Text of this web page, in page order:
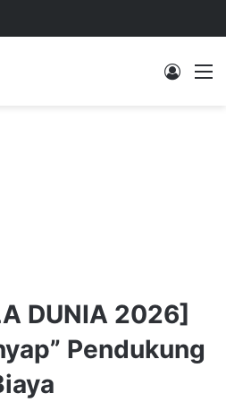
Log In
DUNIA 2026]
Pendukung